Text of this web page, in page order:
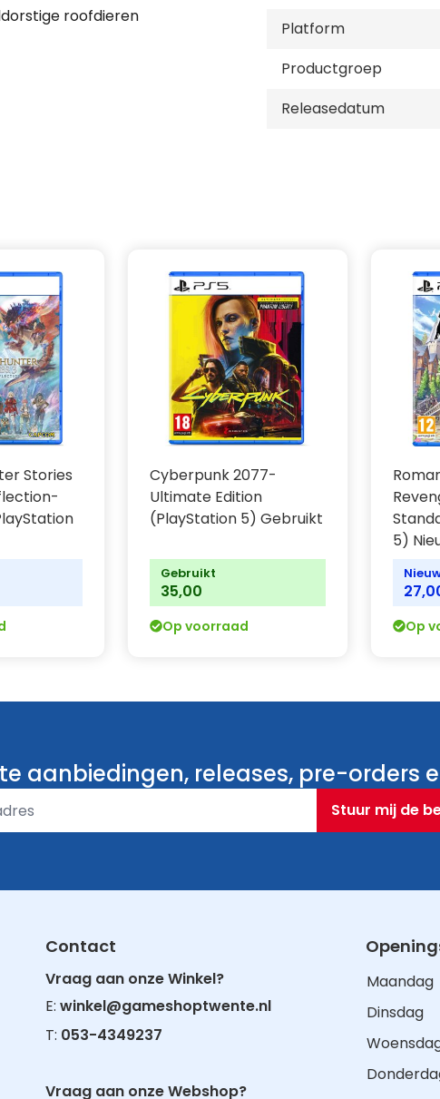
roofdieren
om ervoor te zorgen
over complotten,
om je afdeling te
in chaos dompelt.
zijn. Doorloop het spel
hun verschillende
de waarheid van
vaardigheden en
naar de aanpak van je
is jouw beslissing, zolang
en legt de nadruk op de
als je sociale interacties
Platform
Productgroep
Releasedatum
Stories
Cyberpunk 2077-
Ultimate Edition
(PlayStation 5) Gebruikt
Gebruikt
35,00
Op voorraad
5)
Op
aanbiedingen, releases, pre-orders
Stuur mij de
Contact
Vraag aan onze Winkel?
E:winkel@gameshoptwente.nl
T: 053-4349237
Vraag aan onze Webshop?
Maandag
Dinsdag